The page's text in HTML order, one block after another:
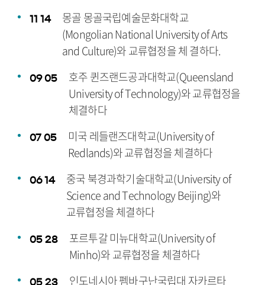
11 14
몽골 몽골국립예술문화대학교
(Mongolian National University of Arts
and Culture)와 교류협정을 체 결하다.
0905
호주 퀸즈랜드공과대학교(Queensland
University of Technology)와 교류협정을
체결하다
07 05
미국 레들랜즈대학교(University of
Redlands)와 교류협정을 체결하다
0614
중국 북경과학기술대학교(University of
Science and Technology Beijing)와
교류협정을 체결하다
05 28
포르투갈 미뉴대학교(University of
Minho)와 교류협정을 체결하다
05 23 인도네시아 펨바구난국립대 자카르타